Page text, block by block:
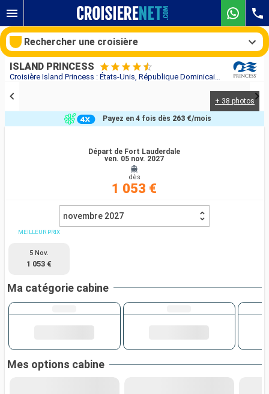
Croisière Island Princess : États-Unis, République Dominicaine, Porto Rico, Sainte-Lucie, Antigua-et-Barbuda, Saint-Martin au départ de Fort Lauderdale
ISLAND PRINCESS
+ 38 photos
Départ de Fort Lauderdale
ven. 05 nov. 2027
dès
1 053 €
Payez en 4 fois dès 263 €/mois
novembre 2027
MEILLEUR PRIX
5 Nov.
1 053 €
Ma catégorie cabine
Mes options cabine
Rechercher une croisière
Compagnies
Rechercher